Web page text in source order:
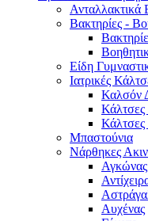
Ανταλλακτικά
Βακτηρίες -
Είδη
Ιατρικές
Καλσόν
Κάλτσες
Μπαστούνια
Νάρθηκες
Αγκώνας
Αυχένας